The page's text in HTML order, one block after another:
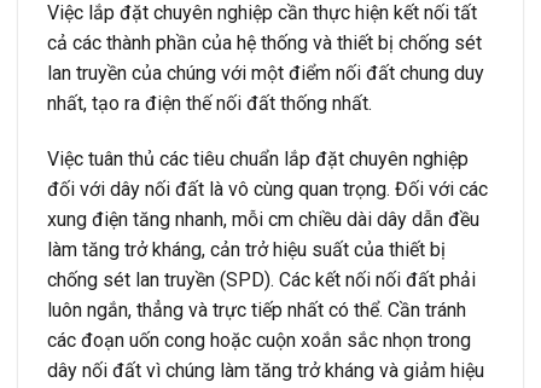
Việc lắp đặt chuyên nghiệp cần thực hiện kết nối tất
cả các thành phần của hệ thống và thiết bị chống sét
lan truyền của chúng với một điểm nối đất chung duy
nhất, tạo ra điện thế nối đất thống nhất.
Việc tuân thủ các tiêu chuẩn lắp đặt chuyên nghiệp
đối với dây nối đất là vô cùng quan trọng. Đối với các
xung điện tăng nhanh, mỗi cm chiều dài dây dẫn đều
làm tăng trở kháng, cản trở hiệu suất của thiết bị
chống sét lan truyền (SPD). Các kết nối nối đất phải
luôn ngắn, thẳng và trực tiếp nhất có thể. Cần tránh
các đoạn uốn cong hoặc cuộn xoắn sắc nhọn trong
dây nối đất vì chúng làm tăng trở kháng và giảm hiệu